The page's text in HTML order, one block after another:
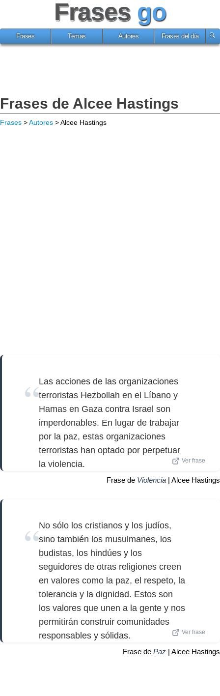
Frases go
Frases Temas Autores Frases del día
Frases de Alcee Hastings
Frases >Autores > Alcee Hastings
Las acciones de las organizaciones
terroristas Hezbollah en el Líbano y
Hamas en Gaza contra Israel son
imperdonables. En lugar de trabajar
por la paz, estas organizaciones
terroristas han optado por perpetuar
la violencia.
Ver frase
Frase de Violencia | Alcee Hastings
No sólo los cristianos y los judíos,
sino también los musulmanes, los
budistas, los hindúes y los
seguidores de otras religiones creen
en valores como la paz, el respeto, la
tolerancia y la dignidad. Estos son
los valores que unen a la gente y nos
permitirán construir comunidades
responsables y sólidas.
Ver frase
Frase de Paz | Alcee Hastings